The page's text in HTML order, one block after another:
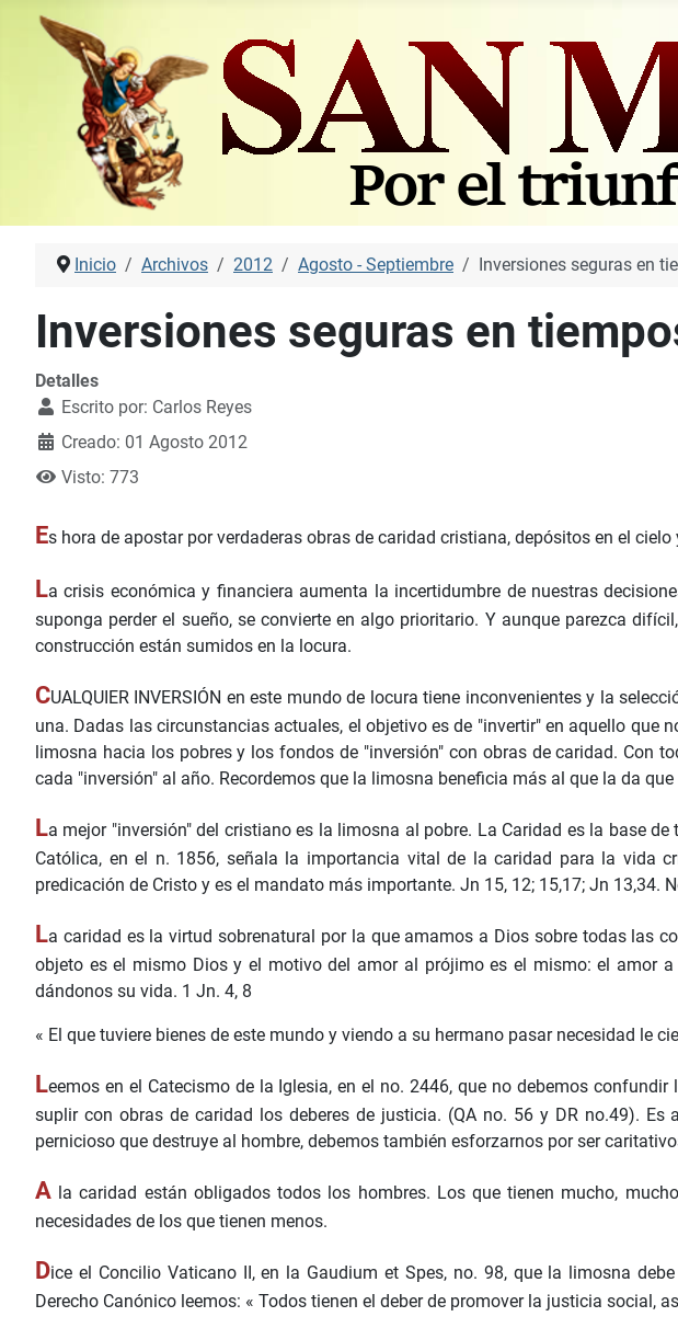
Inicio Archivos 2012 Agosto - Septiembre Inversiones seguras en
Inversiones seguras en
Detalles
Escrito por: Carlos Reyes
Creado: 01 Agosto 2012
Visto: 773
Es hora de apostar por verdaderas obras de caridad cristiana, depósitos en el
La crisis económica y financiera aumenta la incertidumbre de nuestras
suponga perder el sueño, se convierte en algo prioritario. Y aunque parezca
construcción están sumidos en la locura.
CUALQUIER INVERSIÓN en este mundo de locura tiene inconvenientes y la
una. Dadas las circunstancias actuales, el objetivo es de "invertir" en aquello que
limosna hacia los pobres y los fondos de "inversión" con obras de caridad. Con
cada "inversión" al año. Recordemos que la limosna beneficia más al que la da que
La mejor "inversión" del cristiano es la limosna al pobre. La Caridad es la base
Católica, en el n. 1856, señala la importancia vital de la caridad para la vida
predicación de Cristo y es el mandato más importante. Jn 15, 12; 15,17; Jn
La caridad es la virtud sobrenatural por la que amamos a Dios sobre todas las
objeto es el mismo Dios y el motivo del amor al prójimo es el mismo: el amor
dándonos su vida. 1 Jn. 4, 8
« El que tuviere bienes de este mundo y viendo a su hermano pasar necesidad le
Leemos en el Catecismo de la Iglesia, en el no. 2446, que no debemos
suplir con obras de caridad los deberes de justicia. (QA no. 56 y DR no.49).
pernicioso que destruye al hombre, debemos también esforzarnos por ser
A la caridad están obligados todos los hombres. Los que tienen mucho,
necesidades de los que tienen menos.
Dice el Concilio Vaticano II, en la Gaudium et Spes, no. 98, que la limosna
Derecho Canónico leemos: « Todos tienen el deber de promover la justicia social,